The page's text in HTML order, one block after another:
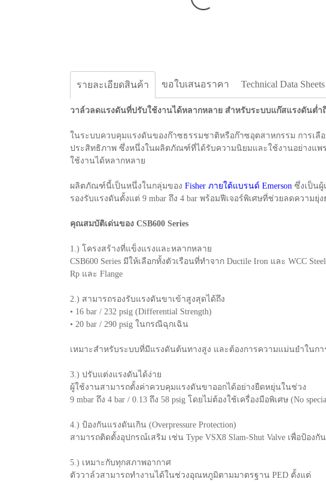
รายละเอียดสินค้า ขอใบเสนอราคา Technical Data Sheets
วาล์วลดแรงดันที่ปรับใช้งานได้หลากหลาย สำหรับระบบแก๊สแรงดันต่ำ
ในระบบควบคุมแรงดันของก๊าซธรรมชาติหรือก๊าซอุตสาหกรรม การเลือ
ประสิทธิภาพ ซึ่งหนึ่งในผลิตภัณฑ์ที่ได้รับความนิยมและใช้งานอย่างแพ
ใช้งานได้หลากหลาย
ผลิตภัณฑ์นี้เป็นหนึ่งในกลุ่มของ Fisher ภายใต้แบรนด์ Emerson ซึ่งเป็น
รองรับแรงดันตั้งแต่ 9 mbar ถึง 4 bar พร้อมฟีเจอร์พิเศษที่ช่วยลดความยุ่
คุณสมบัติเด่นของ CSB600 Series
1.) โครงสร้างที่แข็งแรงและหลากหลาย
CSB600 Series มีให้เลือกทั้งตัวเรือนที่ทำจาก Ductile Iron และ WCC
Rp และ Flange
2.) สามารถรองรับแรงดันขาเข้าสูงสุดได้ถึง
• 16 bar / 232 psig (Differential Strength)
• 20 bar / 290 psig ในกรณีฉุกเฉิน
เหมาะสำหรับระบบที่มีแรงดันต้นทางสูง และต้องการความแม่นยำในก
3.) ปรับแต่งแรงดันได้ง่าย
ผู้ใช้งานสามารถตั้งค่าควบคุมแรงดันขาออกได้อย่างยืดหยุ่นในช่วง
9 mbar ถึง 4 bar / 0.13 ถึง 58 psig โดยไม่ต้องใช้เครื่องมือพิเศษ (No
4.) ป้องกันแรงดันเกิน (Overpressure Protection)
สามารถติดตั้งอุปกรณ์เสริม เช่น Type VSX8 Slam-Shut Valve เพื่อป้
5.) เหมาะกับทุกสภาพอากาศ
ตัววาล์วสามารถทำงานได้ในช่วงอุณหภูมิตามมาตรฐาน PED ตั้งแต่